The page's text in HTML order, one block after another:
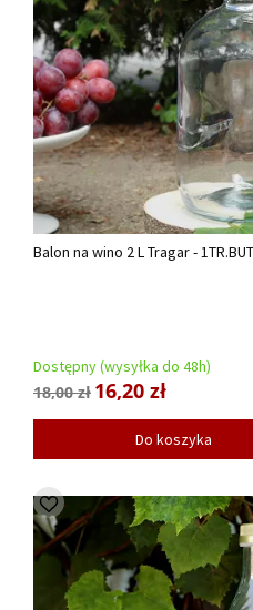
Balon na wino 2 L Tragar -
Dostępny (wysyłka do 48h)
18,00 zł 16,20 zł
Do koszyka